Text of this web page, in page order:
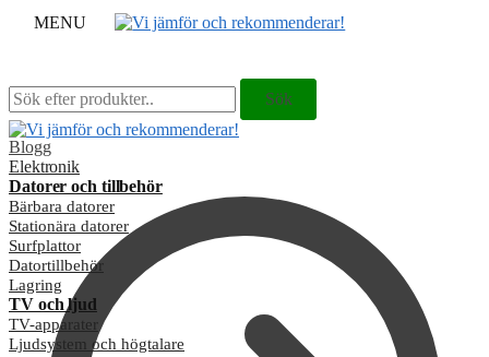
MENU
Sök
efter:
Sök
Blogg
Sök
efter:
Sök
Elektronik
Datorer och tillbehör
Bärbara datorer
Stationära datorer
Surfplattor
Datortillbehör
Lagring
TV och ljud
TV-apparater
Ljudsystem och högtalare